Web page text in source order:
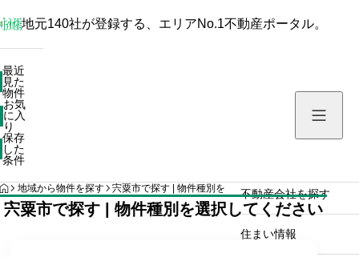
保存した条件
不動産会社を探す
住まい情報
地元140社が登録する、エリアNo.1不動産ポータル。
最近
見た
物件
お気
に入
り
保存
した
条件
HOME
地域から物件を探す 宍粟市で探す | 物件種別を選択してください
宍粟市で探す | 物件種別を選択してください